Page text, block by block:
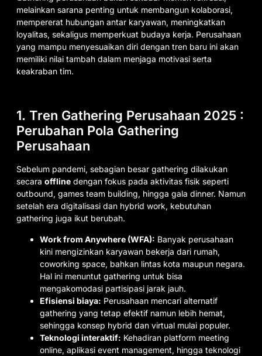
melainkan sarana penting untuk membangun kolaborasi,
mempererat hubungan antar karyawan, meningkatkan
loyalitas, sekaligus memperkuat budaya kerja. Perusahaan
yang mampu menyesuaikan diri dengan tren baru ini akan
memiliki nilai tambah dalam menjaga motivasi serta
keakraban tim.
1. Tren Gathering Perusahaan 2025 :
Perubahan Pola Gathering
Perusahaan
Sebelum pandemi, sebagian besar gathering dilakukan
secara offline dengan fokus pada aktivitas fisik seperti
outbound, games team building, hingga gala dinner. Namun
setelah era digitalisasi dan hybrid work, kebutuhan
gathering juga ikut berubah.
Work from Anywhere (WFA): Banyak perusahaan
kini mengizinkan karyawan bekerja dari rumah,
coworking space, bahkan lintas kota maupun negara.
Hal ini menuntut gathering untuk bisa
mengakomodasi partisipasi jarak jauh.
Efisiensi biaya: Perusahaan mencari alternatif
gathering yang tetap efektif namun lebih hemat,
sehingga konsep hybrid dan virtual mulai populer.
Teknologi interaktif: Kehadiran platform meeting
online, aplikasi event management, hingga teknologi